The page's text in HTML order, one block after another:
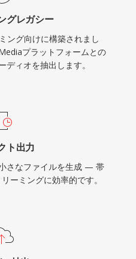
。最新のコーデックに
初期のWebラジオか
アーカイブが存在し、
には変換が必要です。
グレガシー
ング向けに構築されまし
プラットフォームとの
ディオを抽出します。
ト出力
さなファイルを生成 — 帯
ーミングに効率的です。